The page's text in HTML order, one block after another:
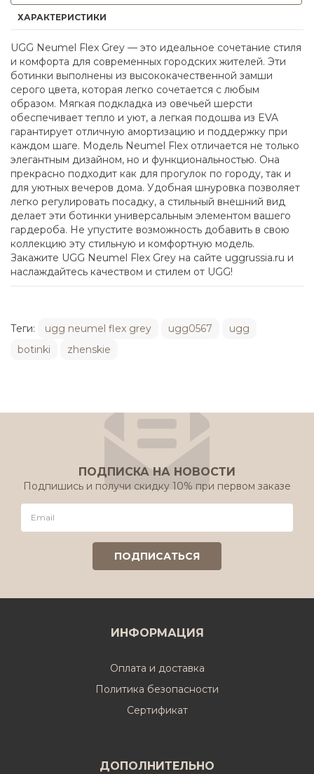
ХАРАКТЕРИСТИКИ
UGG Neumel Flex Grey — это идеальное сочетание стиля
и комфорта для современных городских жителей. Эти
ботинки выполнены из высококачественной замши
серого цвета, которая легко сочетается с любым
образом. Мягкая подкладка из овечьей шерсти
обеспечивает тепло и уют, а легкая подошва из EVA
гарантирует отличную амортизацию и поддержку при
каждом шаге. Модель Neumel Flex отличается не только
элегантным дизайном, но и функциональностью. Она
прекрасно подходит как для прогулок по городу, так и
для уютных вечеров дома. Удобная шнуровка позволяет
легко регулировать посадку, а стильный внешний вид
делает эти ботинки универсальным элементом вашего
гардероба. Не упустите возможность добавить в свою
коллекцию эту стильную и комфортную модель.
Закажите UGG Neumel Flex Grey на сайте uggrussia.ru и
наслаждайтесь качеством и стилем от UGG!
Теги: ugg neumel flex grey ugg0567
ugg
botinki
zhenskie
ПОДПИСКА НА НОВОСТИ
Подпишись и получи скидку 10% при первом заказе
ИНФОРМАЦИЯ
Оплата и доставка
Политика безопасности
Cертификат
ДОПОЛНИТЕЛЬНО